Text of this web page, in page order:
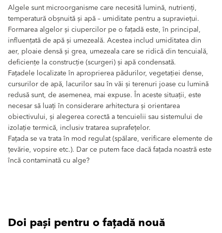
Algele sunt microorganisme care necesită lumină, nutrienți,
temperatură obșnuită și apă – umiditate pentru a supraviețui.
Formarea algelor și ciupercilor pe o fațadă este, în principal,
influențată de apă și umezeală. Acestea includ umiditatea din
aer, ploaie densă și grea, umezeala care se ridică din tencuială,
deficiențe la construcție (scurgeri) și apă condensată.
Fațadele localizate în aproprierea pădurilor, vegetației dense,
cursurilor de apă, lacurilor sau în văi și terenuri joase cu lumină
redusă sunt, de asemenea, mai expuse. În aceste situații, este
necesar să luați în considerare arhitectura și orientarea
obiectivului, și alegerea corectă a tencuielii sau sistemului de
izolație termică, inclusiv tratarea suprafețelor.
Fațada se va trata în mod regulat (spălare, verificare elemente de
țevărie, vopsire etc.). Dar ce putem face dacă fațada noastră este
încă contaminată cu alge?
Doi pași pentru o fațadă nouă